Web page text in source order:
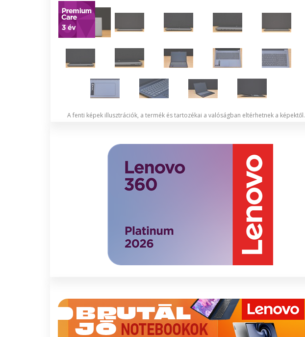
A fenti képek illusztrációk, a termék és tartozékai a valóságban eltérhetnek a képektől.